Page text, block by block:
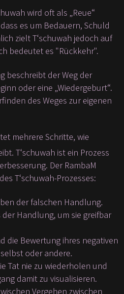
wird oft als „Reue“
es um Bedauern, Schuld
zielt T‘schuwah jedoch auf
bedeutet es "Rückkehr".
beschreibt der Weg der
oder eine „Wiedergeburt“.
des Weges zur eigenen
mehrere Schritte, wie
T‘schuwah ist ein Prozess
Der RambaM
T‘schuwah-Prozesses:
der falschen Handlung.
Handlung, um sie greifbar
die Bewertung ihres negativen
oder andere.
Tat nie zu wiederholen und
damit zu visualisieren.
Vergehen zwischen